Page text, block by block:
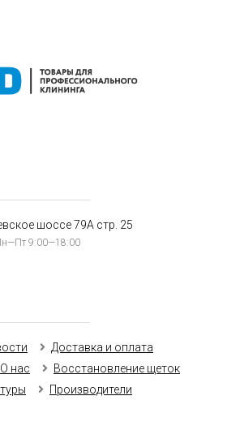
шоссе 79А стр. 25
9:00—18:00
Доставка и оплата
О нас
Восстановление щеток
Производители